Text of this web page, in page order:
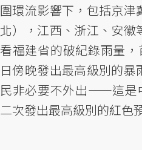
圍環流影響下，包括京
北），江西、浙江、安
看福建省的破紀錄雨量
日傍晚發出最高級別的
民非必要不外出——這是
二次發出最高級別的紅色